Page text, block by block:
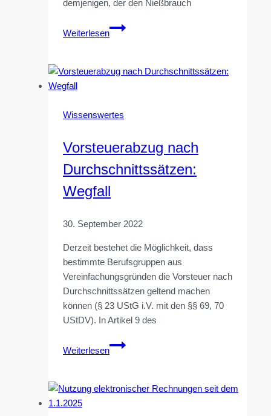
demjenigen, der den Nießbrauch
Weiterlesen
Zuwendungsnießbrauch
an
Kinder
Wissenswertes
Vorsteuerabzug nach
Durchschnittssätzen:
Wegfall
30. September 2022
Derzeit bestehet die Möglichkeit, dass
bestimmte Berufsgruppen aus
Vereinfachungsgründen die Vorsteuer nach
Durchschnittssätzen geltend machen
können (§ 23 UStG i.V. mit den §§ 69, 70
UStDV). In Artikel 9 des
Weiterlesen
Vorsteuerabzug
nach
Wegfall